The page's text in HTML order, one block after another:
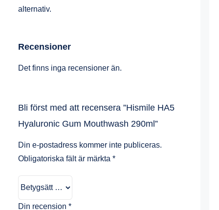
alternativ.
Recensioner
Det finns inga recensioner än.
Bli först med att recensera ”Hismile HA5
Hyaluronic Gum Mouthwash 290ml”
Din e-postadress kommer inte publiceras.
Obligatoriska fält är märkta *
Din recension *